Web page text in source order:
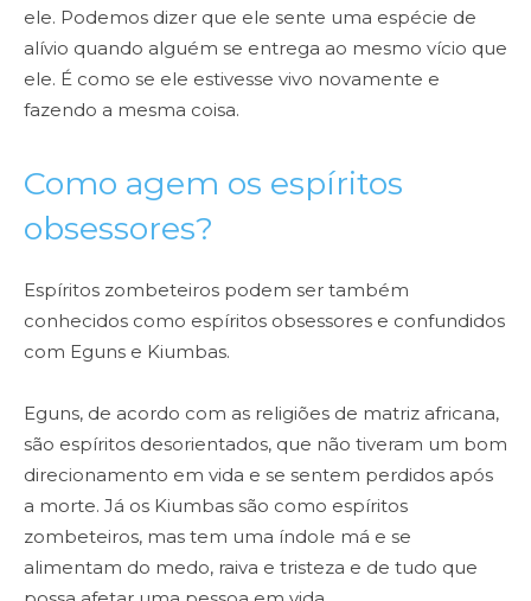
ele. Podemos dizer que ele sente uma espécie de
alívio quando alguém se entrega ao mesmo vício que
ele. É como se ele estivesse vivo novamente e
fazendo a mesma coisa.
Como agem os espíritos
obsessores?
Espíritos zombeteiros podem ser também
conhecidos como espíritos obsessores e confundidos
com Eguns e Kiumbas.
Eguns, de acordo com as religiões de matriz africana,
são espíritos desorientados, que não tiveram um bom
direcionamento em vida e se sentem perdidos após
a morte. Já os Kiumbas são como espíritos
zombeteiros, mas tem uma índole má e se
alimentam do medo, raiva e tristeza e de tudo que